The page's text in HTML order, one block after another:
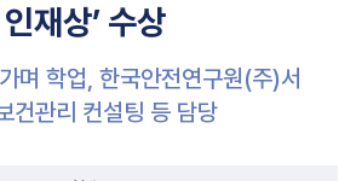
인재상’ 수상
며 학업, 한국안전연구원(주)서
건관리 컨설팅 등 담당